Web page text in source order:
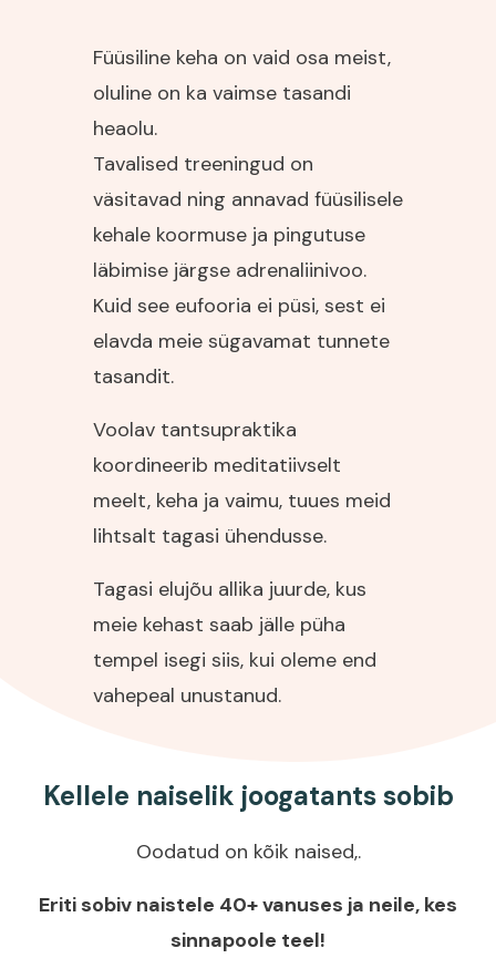
Füüsiline keha on vaid osa meist,
oluline on ka vaimse tasandi
heaolu.
Tavalised treeningud on
väsitavad ning annavad füüsilisele
kehale koormuse ja pingutuse
läbimise järgse adrenaliinivoo.
Kuid see eufooria ei püsi, sest ei
elavda meie sügavamat tunnete
tasandit.
Voolav tantsupraktika
koordineerib meditatiivselt
meelt, keha ja vaimu, tuues meid
lihtsalt tagasi ühendusse.
Tagasi elujõu allika juurde, kus
meie kehast saab jälle püha
tempel isegi siis, kui oleme end
vahepeal unustanud.
Kellele naiselik joogatants sobib
Oodatud on kõik naised,.
Eriti sobiv naistele 40+ vanuses ja neile, kes
sinnapoole teel!